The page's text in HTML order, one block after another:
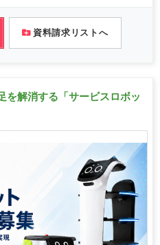
資料請求リストへ
を解消する「サービスロボッ